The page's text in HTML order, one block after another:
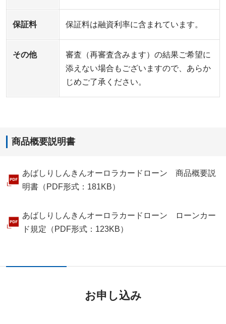
保証料 保証料は融資利率に含まれています。
その他
審査（再審査含みます）の結果ご希望に
添えない場合もございますので、あらか
じめご了承ください。
商品概要説明書
あばしりしんきんオーロラカードローン 商品概要説
明書（PDF形式：181KB）
あばしりしんきんオーロラカードローン ローンカー
ド規定（PDF形式：123KB）
お申し込み